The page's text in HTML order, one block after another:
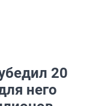
20
него